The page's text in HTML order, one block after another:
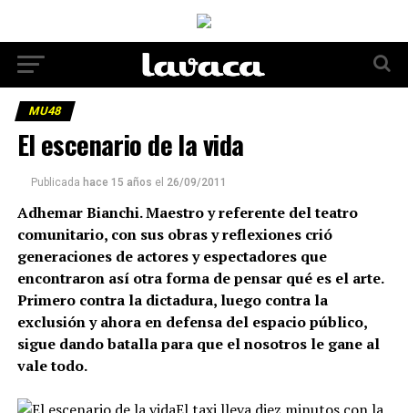
MU48
El escenario de la vida
Publicada hace 15 años el 26/09/2011
Adhemar Bianchi. Maestro y referente del teatro
comunitario, con sus obras y reflexiones crió
generaciones de actores y espectadores que
encontraron así otra forma de pensar qué es el arte.
Primero contra la dictadura, luego contra la
exclusión y ahora en defensa del espacio público,
sigue dando batalla para que el nosotros le gane al
vale todo.